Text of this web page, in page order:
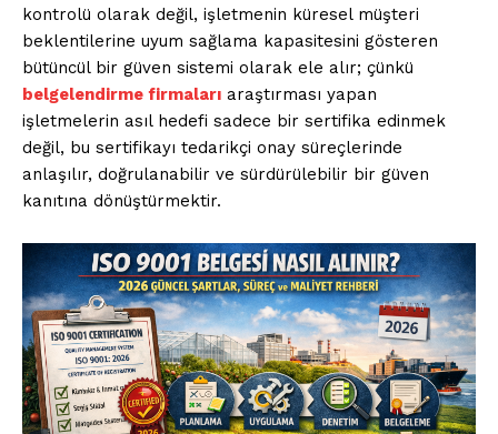
kontrolü olarak değil, işletmenin küresel müşteri
beklentilerine uyum sağlama kapasitesini gösteren
bütüncül bir güven sistemi olarak ele alır; çünkü
belgelendirme firmaları araştırması yapan
işletmelerin asıl hedefi sadece bir sertifika edinmek
değil, bu sertifikayı tedarikçi onay süreçlerinde
anlaşılır, doğrulanabilir ve sürdürülebilir bir güven
kanıtına dönüştürmektir.